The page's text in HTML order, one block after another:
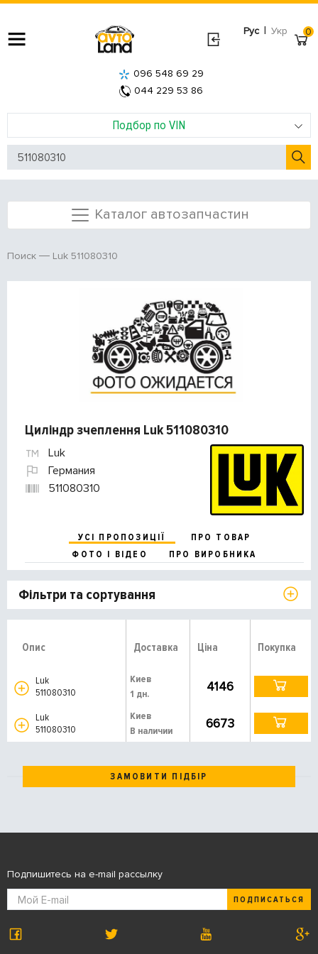
Рус | Укр
Подбор по VIN
096 548 69 29
044 229 53 86
0
Каталог автозапчастин
Поиск Luk 511080310
Циліндр зчеплення Luk 511080310
Luk
Германия
511080310
УСІ ПРОПОЗИЦІЇ
ПРО ТОВАР
ФОТО І ВІДЕО
ПРО ВИРОБНИКА
Фільтри та сортування
Опис Доставка Ціна Покупка
Luk
511080310
Киев
1 дн.
4146
Luk
511080310
Киев
В наличии
6673
ЗАМОВИТИ ПІДБІР
Подпишитесь на e-mail рассылку
ПОДПИСАТЬСЯ